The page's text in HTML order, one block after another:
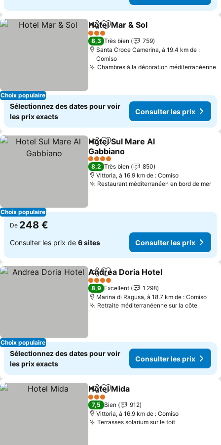
Choix populaire
PartagerAjouter à mes favoris
Hotel Mar & Sol
3 Étoiles
8,3 Très bien
759
Santa Croce Camerina, à 19.4 km de :
Comiso
Chambres à la décoration méditerranéenne
Sélectionnez des dates pour voir
les prix exacts
Consulter les prix
Choix populaire
PartagerAjouter à mes favoris
Hotel Sul Mare Al
Gabbiano
4 Étoiles
8,2 Très bien
850
Vittoria, à 16.9 km de : Comiso
Restaurant méditerranéen en bord de mer
De 248 €
Consulter les prix de 6 sites Consulter les prix
Choix populaire
PartagerAjouter à mes favoris
Andrea Doria Hotel
4 Étoiles
8,9 Excellent
1 298
Marina di Ragusa, à 18.7 km de : Comiso
Retraite méditerranéenne sur la côte
Sélectionnez des dates pour voir
les prix exacts
Consulter les prix
PartagerAjouter à mes favoris
Hotel Mida
3 Étoiles
7,5 Bien
912
Vittoria, à 16.9 km de : Comiso
Terrasses solarium sur le toit